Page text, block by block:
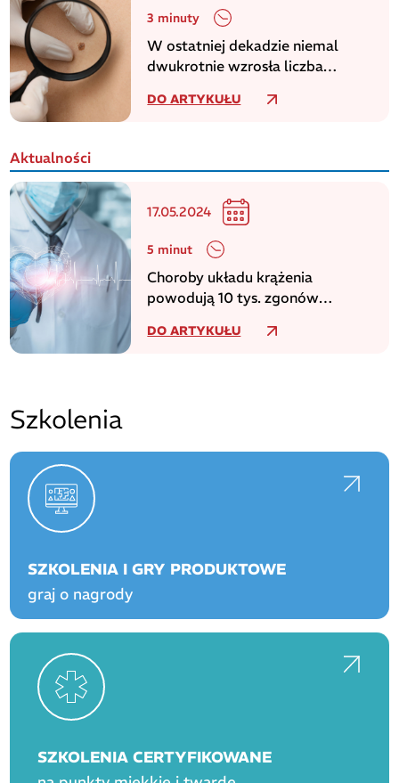
3 minuty
W ostatniej dekadzie niemal
dwukrotnie wzrosła liczba
DO ARTYKUŁU
Aktualności
17.05.2024
5 minut
Choroby układu krążenia
powodują 10 tys. zgonów
WHO
DO ARTYKUŁU
Szkolenia
SZKOLENIA I GRY PRODUKTOWE
graj o nagrody
SZKOLENIA CERTYFIKOWANE